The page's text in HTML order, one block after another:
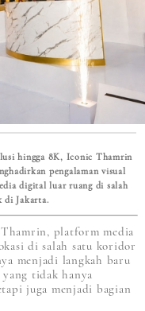
hingga 8K, Iconic Thamrin
pengalaman visual
digital luar ruang di salah
di Jakarta.
platform media
di salah satu koridor
menjadi langkah baru
tidak hanya
juga menjadi bagian